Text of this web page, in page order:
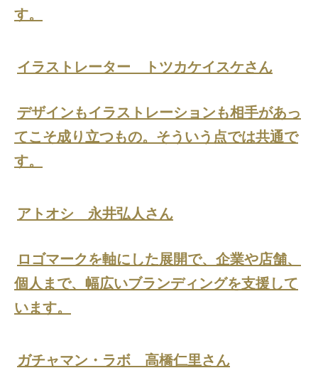
す。
イラストレーター トツカケイスケさん
デザインもイラストレーションも相手があっ
てこそ成り立つもの。そういう点では共通で
す。
アトオシ 永井弘人さん
ロゴマークを軸にした展開で、企業や店舗、
個人まで、幅広いブランディングを支援して
います。
ガチャマン・ラボ 高橋仁里さん